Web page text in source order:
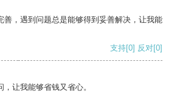
善，遇到问题总是能够得到妥善解决，让我能
支持[0] 反对[0]
让我能够省钱又省心。